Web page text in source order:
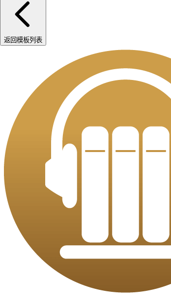
返回模板列表